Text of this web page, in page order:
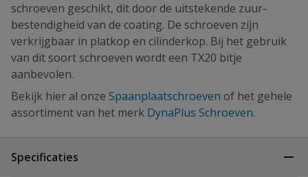
schroeven geschikt, dit door de uitstekende zuur-
bestendigheid van de coating. De schroeven zijn
verkrijgbaar in platkop en cilinderkop. Bij het gebruik
van dit soort schroeven wordt een TX20 bitje
aanbevolen.
Bekijk hier al onze Spaanplaatschroeven of het gehele
assortiment van het merk DynaPlus Schroeven.
Specificaties